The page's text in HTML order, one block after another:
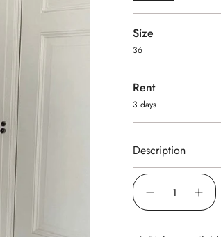
Size
36
Rent
3 days
Description
{"in_cart_html"=>"
<span
class=\"quantity-
Decrease
quantity